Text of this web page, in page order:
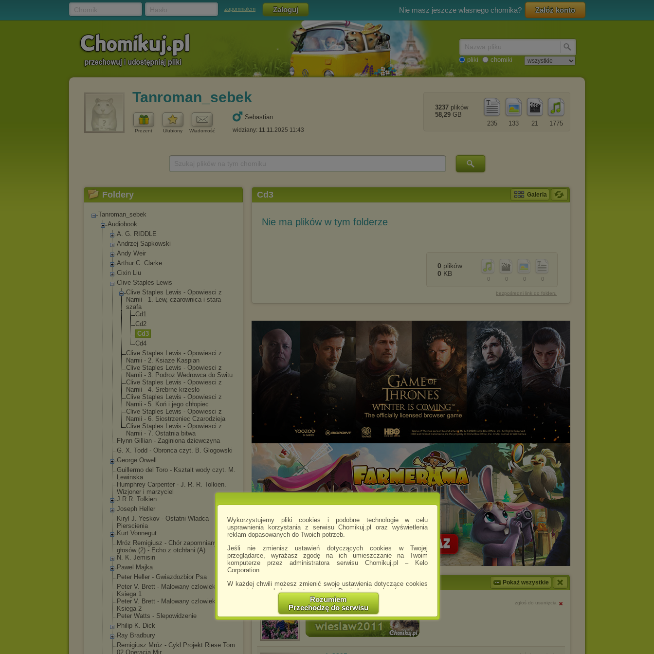
Wykorzystujemy pliki cookies i podobne technologie w celu
usprawnienia korzystania z serwisu Chomikuj.pl oraz wyświetlenia
reklam dopasowanych do Twoich potrzeb.
Jeśli nie zmienisz ustawień dotyczących cookies w Twojej
przeglądarce, wyrażasz zgodę na ich umieszczanie na Twoim
komputerze przez administratora serwisu Chomikuj.pl – Kelo
Corporation.
W każdej chwili możesz zmienić swoje ustawienia dotyczące cookies
w swojej przeglądarce internetowej. Dowiedz się więcej w naszej
http://chomikuj.pl/PolitykaPrywatnosci.aspx
Jednocześnie informujemy że zmiana ustawień przeglądarki może
spowodować ograniczenie korzystania ze strony Chomikuj.pl.
W przypadku braku twojej zgody na akceptację cookies niestety
prosimy o opuszczenie serwisu chomikuj.pl.
Rozumiem
Przechodzę do serwisu
zapomniałem Nie masz jeszcze własnego chomika? Załóż konto
pliki chomiki
Tanroman_sebek
Prezent Ulubiony Wiadomość
Sebastian
widziany: 11.11.2025 11:43
1775
21
133
235
3237 plików
58,29 GB
Foldery
Tanroman_sebek
Audiobook
A. G. RIDDLE
Andrzej Sapkowski
Andy Weir
Arthur C. Clarke
Cixin Liu
Clive Staples Lewis
Clive Staples Lewis - Opowiesci z
Narnii - 1. Lew, czarownica i stara
szafa
Cd1
Cd2
Cd3
Cd4
Clive Staples Lewis - Opowiesci z
Narnii - 2. Ksiaze Kaspian
Clive Staples Lewis - Opowiesci z
Narnii - 3. Podroz Wedrowca do Switu
Clive Staples Lewis - Opowiesci z
Narnii - 4. Srebrne krzesło
Clive Staples Lewis - Opowiesci z
Narnii - 5. Koń i jego chłopiec
Clive Staples Lewis - Opowiesci z
Narnii - 6. Siostrzeniec Czarodzieja
Clive Staples Lewis - Opowiesci z
Narnii - 7. Ostatnia bitwa
Flynn Gillian - Zaginiona dziewczyna
G. X. Todd - Obronca czyt. B. Glogowski
George Orwell
Guillermo del Toro - Ksztalt wody czyt. M.
Lewinska
Humphrey Carpenter - J. R. R. Tolkien.
Wizjoner i marzyciel
J.R.R. Tolkien
Joseph Heller
Kiryl J. Yeskov - Ostatni Wladca
Pierscienia
Kurt Vonnegut
Mróz Remigiusz - Chór zapomnianych
głosów (2) - Echo z otchłani (A)
N. K. Jemisin
Pawel Majka
Peter Heller - Gwiazdozbior Psa
Peter V. Brett - Malowany czlowiek.
Ksiega 1
Peter V. Brett - Malowany czlowiek.
Ksiega 2
Peter Watts - Slepowidzenie
Philip K. Dick
Ray Bradbury
Remigiusz Mróz - Cykl Projekt Riese Tom
02 Operacja Mir
Cd3 Galeria
Nie ma plików w tym folderze
0
0
0
0
0 plików
0 KB
bezpośredni link do folderu
Chomikowe rozmowy Pokaż wszystkie
wieslaw2011 napisano 24.07.2020 02:04 zgłoś do usunięcia